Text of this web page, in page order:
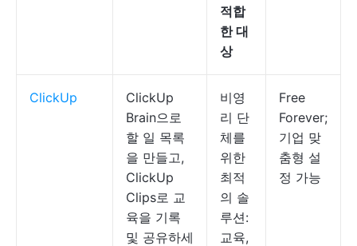
적합
한 대
상
ClickUp
ClickUp
Brain으로
할 일 목록
을 만들고,
ClickUp
Clips로 교
육을 기록
및 공유하세
비영
리 단
체를
위한
최적
의 솔
루션:
교육,
Free
Forever;
기업 맞
춤형 설
정 가능